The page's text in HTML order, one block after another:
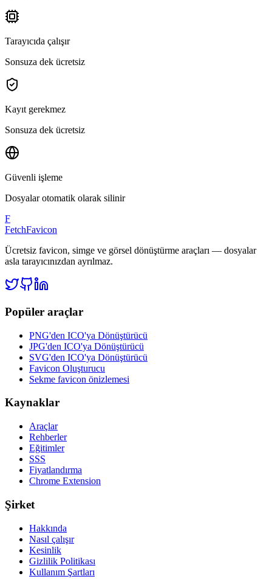
Tarayıcıda çalışır
Sonsuza dek ücretsiz
Kayıt gerekmez
Sonsuza dek ücretsiz
Güvenli işleme
Dosyalar otomatik olarak silinir
F
FetchFavicon
Ücretsiz favicon, simge ve görsel dönüştürme araçları — dosyalar
asla tarayıcınızdan ayrılmaz.
Popüler araçlar
PNG'den ICO'ya Dönüştürücü
JPG'den ICO'ya Dönüştürücü
SVG'den ICO'ya Dönüştürücü
Favicon Oluşturucu
Sekme favicon önizlemesi
Kaynaklar
Araçlar
Rehberler
Eğitimler
SSS
Fiyatlandırma
Chrome Extension
Şirket
Hakkında
Nasıl çalışır
Kesinlik
Gizlilik Politikası
Kullanım Şartları